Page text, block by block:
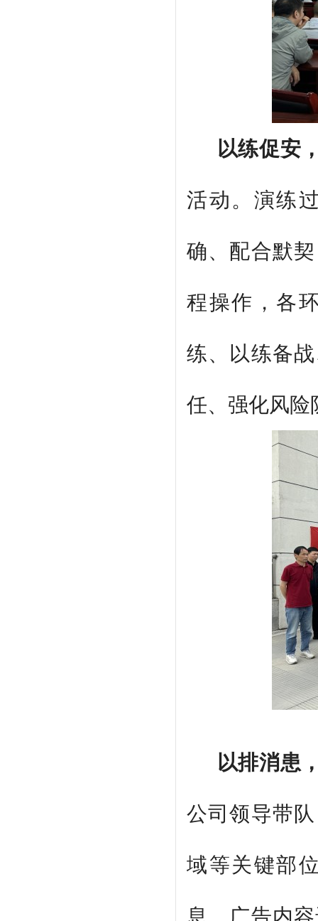
以练促安
活动。演练
确、配合默
程操作，各
练、以练备
任、强化风险
以排消患
公司领导带
域等关键部
息、广告内